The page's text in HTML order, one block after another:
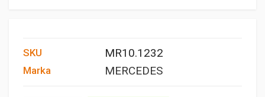
SKU MR10.1232
Marka MERCEDES